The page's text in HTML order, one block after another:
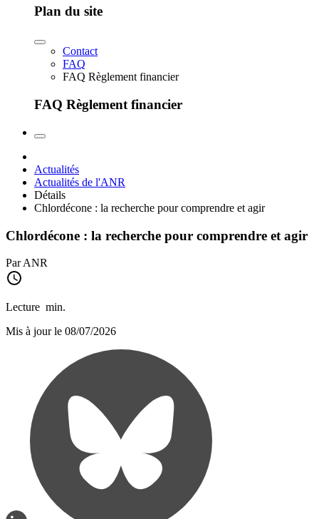
Plan du site
Contact
FAQ
FAQ Règlement financier
FAQ Règlement financier
Actualités
Actualités de l'ANR
Détails
Chlordécone : la recherche pour comprendre et agir
Chlordécone : la recherche pour comprendre et agir
Par ANR
Lecture min.
Mis à jour le 08/07/2026